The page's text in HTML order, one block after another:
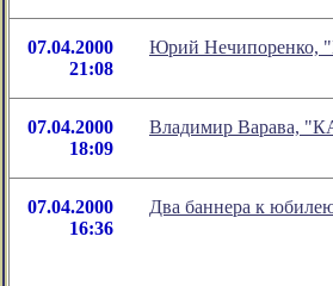
07.04.2000
21:08
Юрий Нечипоренко,
07.04.2000
18:09
Владимир
07.04.2000
16:36
Два баннера к